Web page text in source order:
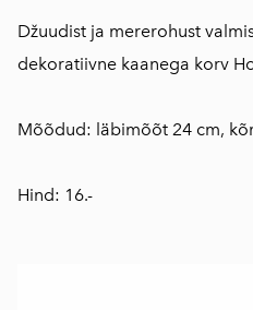
Džuudist ja mererohust
dekoratiivne kaanega korv
Mõõdud: läbimõõt 24 cm,
Hind: 16.-